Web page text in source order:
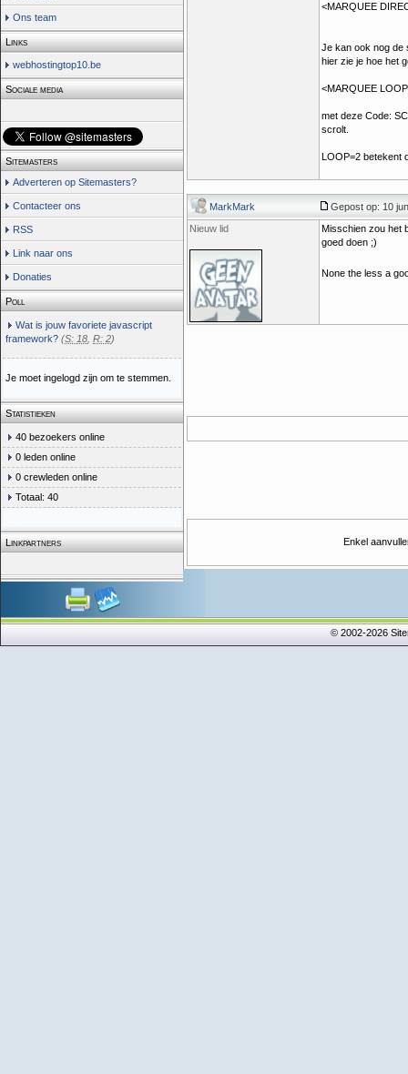
Ons team
Links
webhostingtop10.be
Sociale media
Sitemasters
Adverteren op Sitemasters?
Contacteer ons
RSS
Link naar ons
Donaties
Poll
Wat is jouw favoriete javascript
framework? (S: 18 R: 2)
Je moet ingelogd zijn om te stemmen.
Statistieken
40 bezoekers online
0 leden online
0 crewleden online
Totaal: 40
Linkpartners
<MARQUEE
Je kan ook nog de
hier zie je hoe het
<MARQUEE
met deze Code:
scrolt.
LOOP=2 betekent
MarkMark
Gepost op: 10
Nieuw lid
Misschien zou het
goed doen ;)
None the less a
Enkel
© 2002-2026